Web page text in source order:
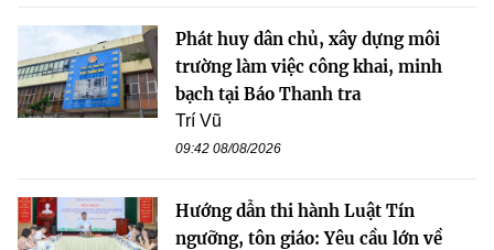
Phát huy dân chủ, xây dựng môi
trường làm việc công khai, minh
bạch tại Báo Thanh tra
Trí Vũ
09:42 08/08/2026
Hướng dẫn thi hành Luật Tín
ngưỡng, tôn giáo: Yêu cầu lớn về